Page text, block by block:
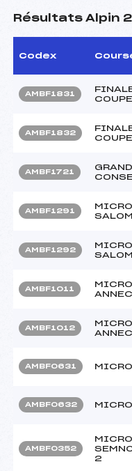
Résultats Alpin
Codex
AMBF1831
AMBF1832
AMBF1721
AMBF1291
AMBF1292
AMBF1011
AMBF1012
AMBF0631
AMBF0632
AMBF0352
2